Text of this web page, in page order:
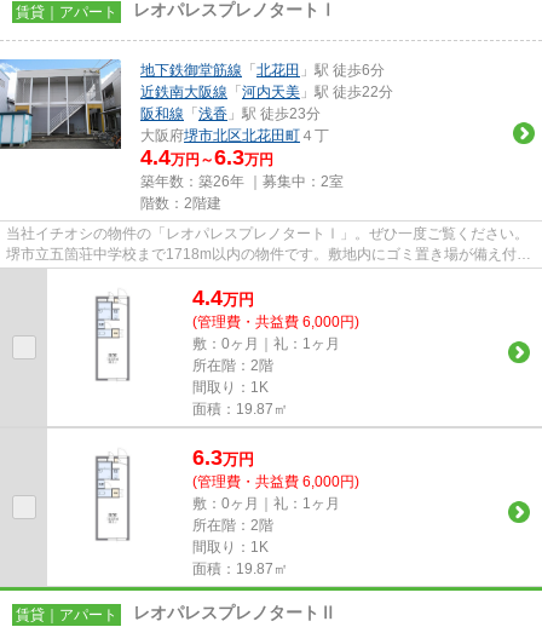
賃貸｜アパート レオパレスプレノタートⅠ
地下鉄御堂筋線 「 北花田 」駅 徒歩6分
近鉄南大阪線 「 河内天美 」駅 徒歩22分
阪和線 「 浅香 」駅 徒歩23分
大阪府堺市北区北花田町 ４丁
4.4万円～6.3万円
築年数：築26年 ｜募集中： 2室
階数：2階建
当社イチオシの物件の「レオパレスプレノタートⅠ」。ぜひ一度ご覧ください。
堺市立五箇荘中学校まで1718m以内の物件です。敷地内にゴミ置き場が備え付け
4.4万円
(管理費・共益費 6,000円)
敷：0ヶ月｜礼：1ヶ月
所在階：2階
間取り：1K
面積：19.87㎡
6.3万円
(管理費・共益費 6,000円)
敷：0ヶ月｜礼：1ヶ月
所在階：2階
間取り：1K
面積：19.87㎡
賃貸｜アパート レオパレスプレノタートⅡ